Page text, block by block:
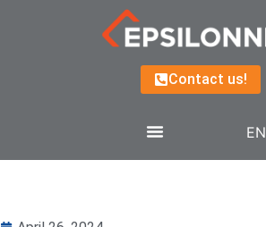
Contact us!
EN